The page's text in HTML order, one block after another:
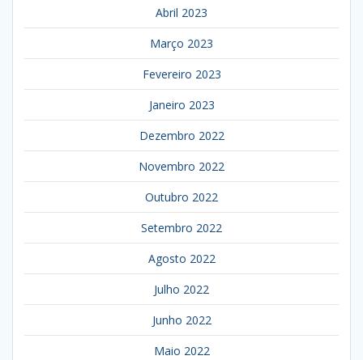
Abril 2023
Março 2023
Fevereiro 2023
Janeiro 2023
Dezembro 2022
Novembro 2022
Outubro 2022
Setembro 2022
Agosto 2022
Julho 2022
Junho 2022
Maio 2022